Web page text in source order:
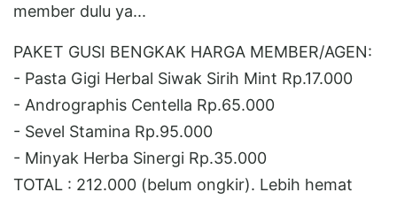
member dulu ya...
PAKET GUSI BENGKAK HARGA MEMBER/AGEN:
- Pasta Gigi Herbal Siwak Sirih Mint Rp.17.000
- Andrographis Centella Rp.65.000
- Sevel Stamina Rp.95.000
- Minyak Herba Sinergi Rp.35.000
TOTAL : 212.000 (belum ongkir). Lebih hemat